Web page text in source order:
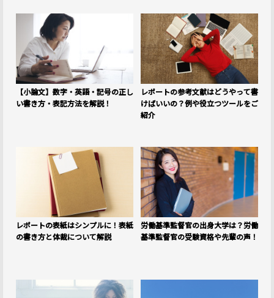
【小論文】数字・英語・記号の正し
い書き方・表記方法を解説！
レポートの参考文献はどうやって書
けばいいの？例や役立つツールをご
紹介
レポートの表紙はシンプルに！表紙
の書き方と体裁について解説
労働基準監督官の出身大学は？労働
基準監督官の受験資格や先輩の声！